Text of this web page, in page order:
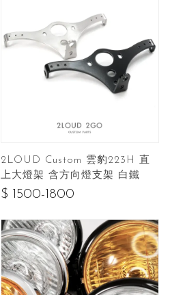
2LOUD Custom 雲豹223H 直
上大燈架 含方向燈支架 白鐵
$ 1500-1800